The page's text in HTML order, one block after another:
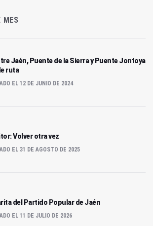
MES
Jaén, Puente de la Sierra y Puente Jontoya
ruta
EL 12 DE JUNIO DE 2024
Volver otra vez
EL 31 DE AGOSTO DE 2025
del Partido Popular de Jaén
EL 11 DE JULIO DE 2026